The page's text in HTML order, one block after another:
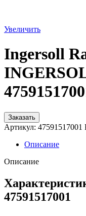
Увеличить
Ingersoll
Заказать
Артикул: 47591517001
Описание
Описание
47591517001